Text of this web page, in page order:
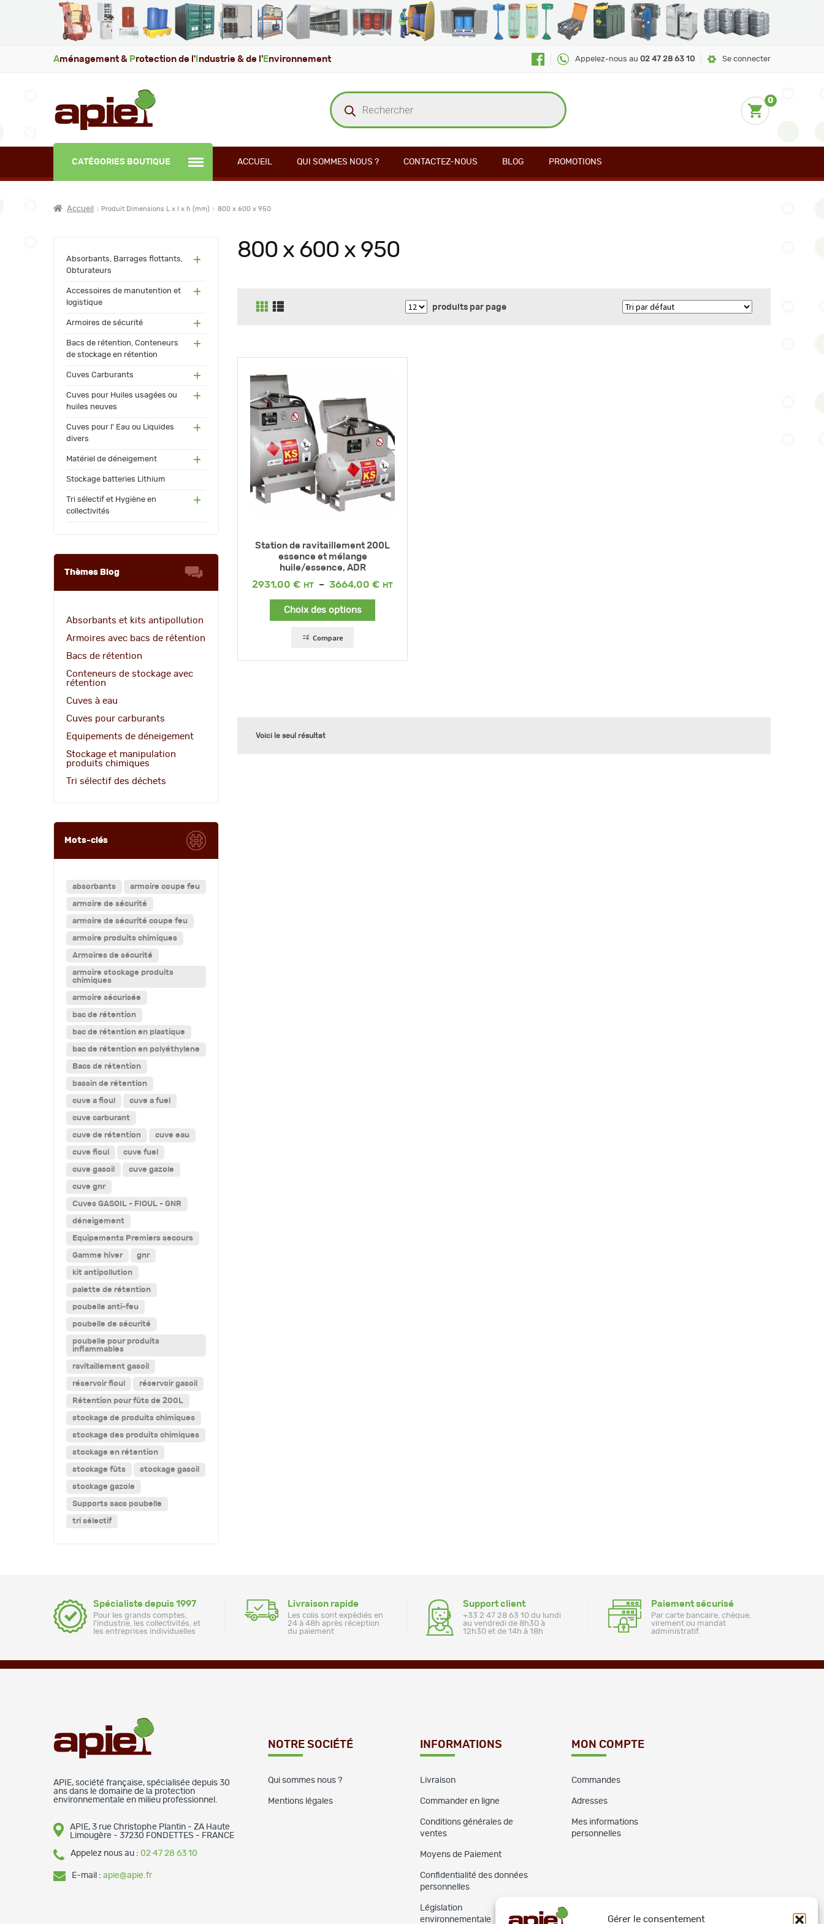
Gérer le consentement
Aménagement & Protection de l' ndustrie & de l' Environnement Appelez-nous au 02 47 28 63 10 Se connecter
Recherche
de
produits
0
CATÉGORIES BOUTIQUE ACCUEIL QUI SOMMES NOUS ? CONTACTEZ-NOUS BLOG PROMOTIONS
Accueil Produit Dimensions L x l x h (mm) 800 x 600 x 950
Absorbants, Barrages flottants,
Obturateurs
(60)
Accessoires de manutention et
logistique
(55)
Armoires de sécurité (91)
Bacs de rétention, Conteneurs
de stockage en rétention
(171
Cuves Carburants
(17
Cuves pour Huiles usagées ou
huiles neuves
(24)
Cuves pour l' Eau ou Liquides
divers
(72)
Matériel de déneigement
(34
Stockage batteries Lithium
Tri sélectif et Hygiène en
collectivités
(13
Thèmes Blog
Absorbants et kits antipollution
Armoires avec bacs de rétention
Bacs de rétention
Conteneurs de stockage avec
rétention
Cuves à eau
Cuves pour carburants
Equipements de déneigement
Stockage et manipulation
produits chimiques
Tri sélectif des déchets
Mots-clés
absorbants armoire coupe feu
armoire de sécurité
armoire de sécurité coupe feu
armoire produits chimiques
Armoires de sécurité
armoire stockage produits
chimiques
armoire sécurisée
bac de rétention
bac de rétention en plastique
bac de rétention en polyéthylene
Bacs de rétention
bassin de rétention
cuve a fioul cuve a fuel
cuve carburant
cuve de rétention cuve eau
cuve fioul cuve fuel
cuve gasoil cuve gazole
cuve gnr
Cuves GASOIL - FIOUL - GNR
déneigement
Equipements Premiers secours
Gamme hiver gnr
kit antipollution
palette de rétention
poubelle anti-feu
poubelle de sécurité
poubelle pour produits
inflammables
ravitaillement gasoil
réservoir fioul réservoir gasoil
Rétention pour fûts de 200L
stockage de produits chimiques
stockage des produits chimiques
stockage en rétention
stockage fûts stockage gasoil
stockage gazole
Supports sacs poubelle
tri sélectif
800 x 600 x 950
produits par page
Station de ravitaillement 200L
essence et mélange
huile/essence, ADR
2931,00 € – 3664,00 €
Plage
Choix des options
Compare
Voici le seul résultat
Spécialiste depuis 1997
Pour les grands comptes,
l'industrie, les collectivités, et
les entreprises individuelles
Livraison rapide
Les colis sont expédiés en
24 à 48h après réception
du paiement
Support client
+33 2 47 28 63 10 du lundi
au vendredi de 8h30 à
12h30 et de 14h à 18h
Paiement sécurisé
Par carte bancaire, chèque,
virement ou mandat
administratif.
APIE, société française, spécialisée depuis 30
ans dans le domaine de la protection
environnementale en milieu professionnel.
APIE, 3 rue Christophe Plantin - ZA Haute
Limougère - 37230 FONDETTES - FRANCE
Appelez nous au : 02 47 28 63 10
E-mail : apie@apie.fr
NOTRE SOCIÉTÉ
Qui sommes nous ?
Mentions légales
INFORMATIONS
Livraison
Commander en ligne
Conditions générales de
ventes
Moyens de Paiement
Confidentialité des données
personnelles
Législation
environnementale
MON COMPTE
Commandes
Adresses
Mes informations
personnelles